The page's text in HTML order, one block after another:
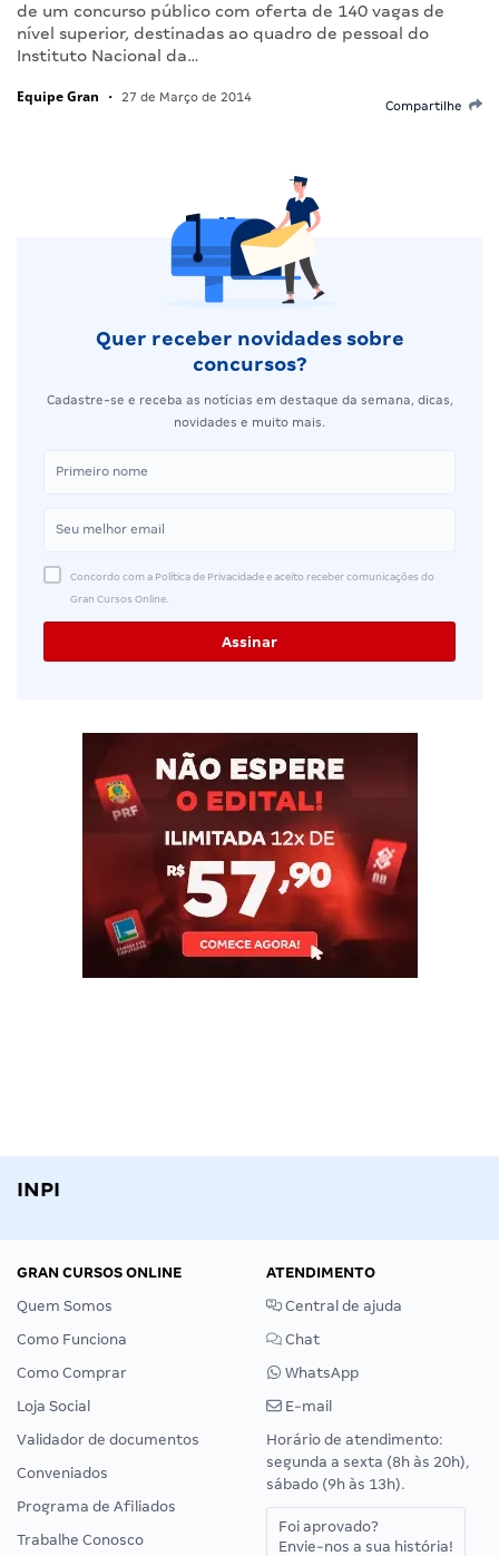
de um concurso público com oferta de 140 vagas de
nível superior, destinadas ao quadro de pessoal do
Instituto Nacional da…
Equipe Gran • 27 de Março de 2014
Compartilhe
Quer receber novidades sobre
concursos?
Cadastre-se e receba as notícias em destaque da semana, dicas,
novidades e muito mais.
Concordo com a Política de Privacidade e aceito receber comunicações do
Gran Cursos Online.
INPI
GRAN CURSOS ONLINE
Quem Somos
Como Funciona
Como Comprar
Loja Social
Validador de documentos
Conveniados
Programa de Afiliados
Trabalhe Conosco
ATENDIMENTO
Central de ajuda
Chat
WhatsApp
E-mail
Horário de atendimento:
segunda a sexta (8h às 20h),
sábado (9h às 13h).
Foi aprovado?
Envie-nos a sua história!